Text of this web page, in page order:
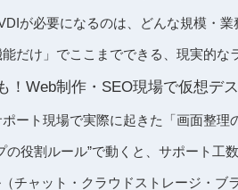
が必要になるのは、どんな規模・業
だけ」でここまでできる、現実的な
！Web制作・SEO現場で仮想デ
ート現場で実際に起きた「画面整理
の役割ルール”で動くと、サポート工
チャット・クラウドストレージ・ブ